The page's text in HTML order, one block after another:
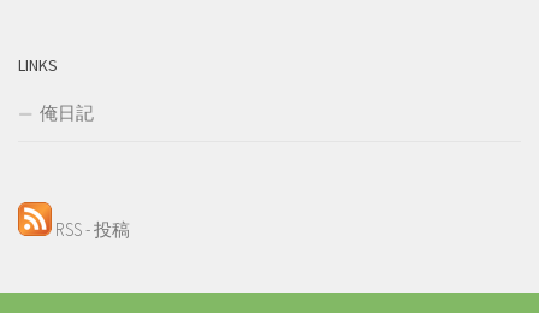
LINKS
俺日記
RSS - 投稿